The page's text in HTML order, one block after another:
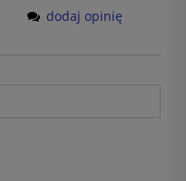
dodaj opinię